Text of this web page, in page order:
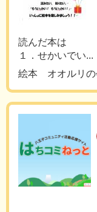
読んだ本は
１．せかいでい...
絵本 オオルリの